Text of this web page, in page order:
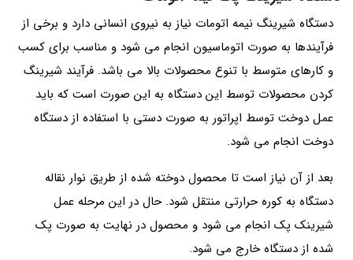
دستگاه شیرینگ نیمه اتومات نیاز به نیروی انسانی دارد و برخی از
فرآیندها به صورت اتوماسیون انجام می شود و مناسب برای کسب
و کارهای متوسط با تنوع محصولات بالا می باشد. فرآیند شیرینگ
کردن محصولات توسط این دستگاه به این صورت است که باید
عمل دوخت توسط اپراتور به صورت دستی با استفاده از دستگاه
دوخت انجام می‌ شود.
بعد از آن نیاز است تا محصول دوخته شده از طریق نوار نقاله
دستگاه به کوره حرارتی منتقل شود. حال در این مرحله عمل
شیرینک پک انجام می شود و محصول در نهایت به صورت پک‌
شده از دستگاه خارج می‌ شود.